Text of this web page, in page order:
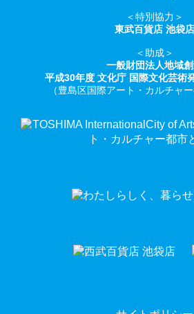
＜特別協力＞
東武百貨店 池袋店
＜助成＞
一般財団法人地域
平成30年度 文化庁 国際文化芸術
（豊島区国際アート・カルチャ